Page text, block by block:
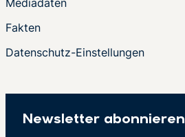
Mediadaten
Fakten
Datenschutz-Einstellungen
Newsletter abonnieren